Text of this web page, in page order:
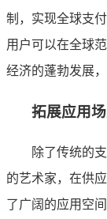
制，实现全球支
用户可以在全球
经济的蓬勃发展
拓展应用
除了传统的
的艺术家，在供
了广阔的应用空